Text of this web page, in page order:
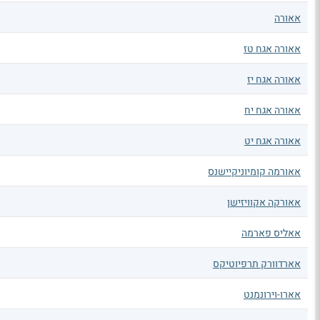
אאורה
אאורה אגח טז
אאורה אגח יז
אאורה אגח יח
אאורה אגח יט
אאורמה קומיוניקיישנס
אאורקה אקוויזישן
אאליס פארמה
אארדוורק תרפיוטיקס
אארו-וירונמנט